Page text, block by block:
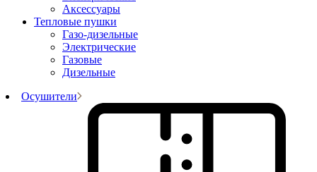
Аксессуары
Тепловые пушки
Газо-дизельные
Электрические
Газовые
Дизельные
Осушители